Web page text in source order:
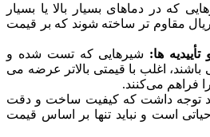
که در دماهای بسیار بالا یا بسیار
مقاوم ‌تر ساخته شوند که بر قیمت
‌ها: شیرهایی که تست ‌شده و
باشند، اغلب با قیمتی بالاتر عرضه می‌
فراهم می‌کنند.
توجه داشت که کیفیت ساخت و دقت
است و نباید تنها بر اساس قیمت